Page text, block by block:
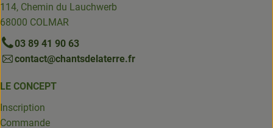
114, Chemin du Lauchwerb
68000 COLMAR
03 89 41 90 63
contact@chantsdelaterre.fr
LE CONCEPT
Inscription
Commande